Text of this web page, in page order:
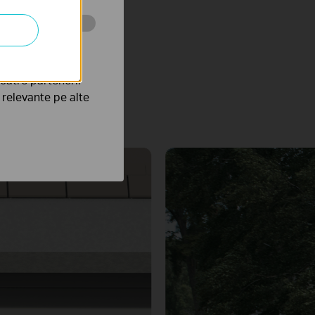
sun exposure.
web a
partenerii
pe alte